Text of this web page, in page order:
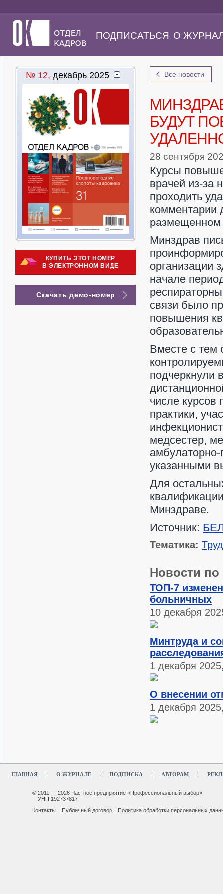
ПОДПИСАТЬСЯ О
№ 12, декабрь 2025
КУПИТЬ ЭТОТ НОМЕР
В ЭЛЕКТРОННОМ ВИДЕ
Скачать демо-номер
Все новости
БУДУТ
28 сентября
Курсы
врачей из-за
проходить
комментарии
размещенном
Минздрав
организации
начале
связи было
повышения
Вместе с тем
подчеркнули
числе курсов
практики,
медсестер,
указанными
Для
Минздраве.
Источник:
Тематика:
Новости по
ТОП-7
больничных
10 декабря
Минтруда и
1 декабря
О внесении
1 декабря
ГЛАВНАЯ О ЖУРНАЛЕ ПОДПИСКА АВТОРАМ
© 2011 — 2026 Частное предприятие «Профессиональный выбор»,
УНП 192737817
Контакты
Публичный договор Политика обработки персональных